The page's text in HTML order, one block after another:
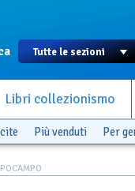
Libri collezionismo
Più venduti Per